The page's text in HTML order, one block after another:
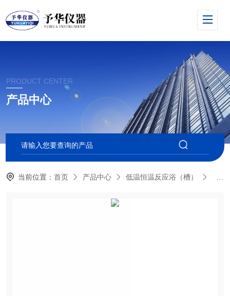
PRODUCT CENTER
产品中心
当前位置：首页 产品中心 低温恒温反应浴（槽）